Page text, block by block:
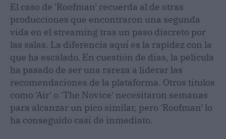
El caso de 'Roofman' recuerda al de otras
producciones que encontraron una segunda
vida en el streaming tras un paso discreto por
las salas. La diferencia aquí es la rapidez con la
que ha escalado. En cuestión de días, la película
ha pasado de ser una rareza a liderar las
recomendaciones de la plataforma. Otros títulos
como 'Air' o 'The Novice' necesitaron semanas
para alcanzar un pico similar, pero 'Roofman' lo
ha conseguido casi de inmediato.